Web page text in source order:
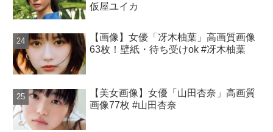
仮屋ユイカ
【画像】女優「冴木柚葉」高画質画像
63枚！壁紙・待ち受けok #冴木柚葉
【美女画像】女優「山田杏奈」高画質
画像77枚 #山田杏奈